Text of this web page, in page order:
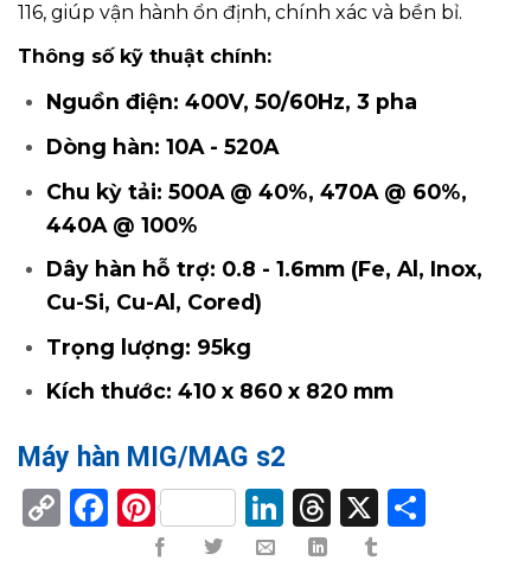
116, giúp vận hành ổn định, chính xác và bền bỉ.
Thông số kỹ thuật chính:
Nguồn điện: 400V, 50/60Hz, 3 pha
Dòng hàn: 10A - 520A
Chu kỳ tải: 500A @ 40%, 470A @ 60%,
440A @ 100%
Dây hàn hỗ trợ: 0.8 - 1.6mm (Fe, Al, Inox,
Cu-Si, Cu-Al, Cored)
Trọng lượng: 95kg
Kích thước: 410 x 860 x 820 mm
Máy hàn MIG/MAG s2
CopyFacebook
PinterestLinkedIn
Threads
X